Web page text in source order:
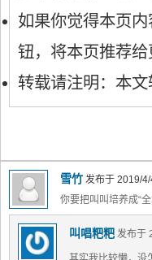
如果你觉得本页
钮，将本页推荐
转载请注明：本
雪竹 发布于 2019/
你要把叫叫培养成“全
叫唱粑粑 发布于